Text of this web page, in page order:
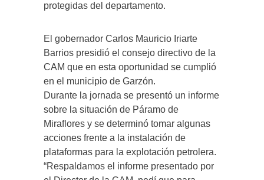
protegidas del departamento.
El gobernador Carlos Mauricio Iriarte
Barrios presidió el consejo directivo de la
CAM que en esta oportunidad se cumplió
en el municipio de Garzón.
Durante la jornada se presentó un informe
sobre la situación de Páramo de
Miraflores y se determinó tomar algunas
acciones frente a la instalación de
plataformas para la explotación petrolera.
“Respaldamos el informe presentado por